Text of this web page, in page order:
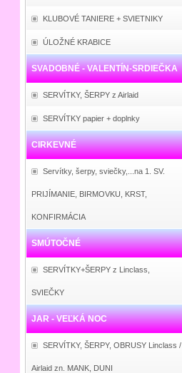
KLUBOVÉ TANIERE + SVIETNIKY
ÚLOŽNÉ KRABICE
SVADOBNÉ - VALENTÍN-SRDIEČKA
SERVÍTKY, ŠERPY z Airlaid
SERVÍTKY papier + doplnky
CIRKEVNÉ
Servítky, šerpy, sviečky,...na 1. SV.
PRIJÍMANIE, BIRMOVKU, KRST,
KONFIRMÁCIA
SMÚTOČNÉ
SERVÍTKY+ŠERPY z Linclass,
SVIEČKY
JAR - VEĽKÁ NOC
SERVÍTKY, ŠERPY, OBRUSY Linclass /
Airlaid zn. MANK, DUNI